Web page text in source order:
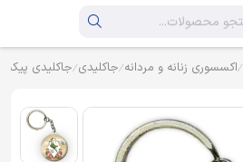
اکسسوری زنانه و مردانه جاکلیدی جاکلیدی